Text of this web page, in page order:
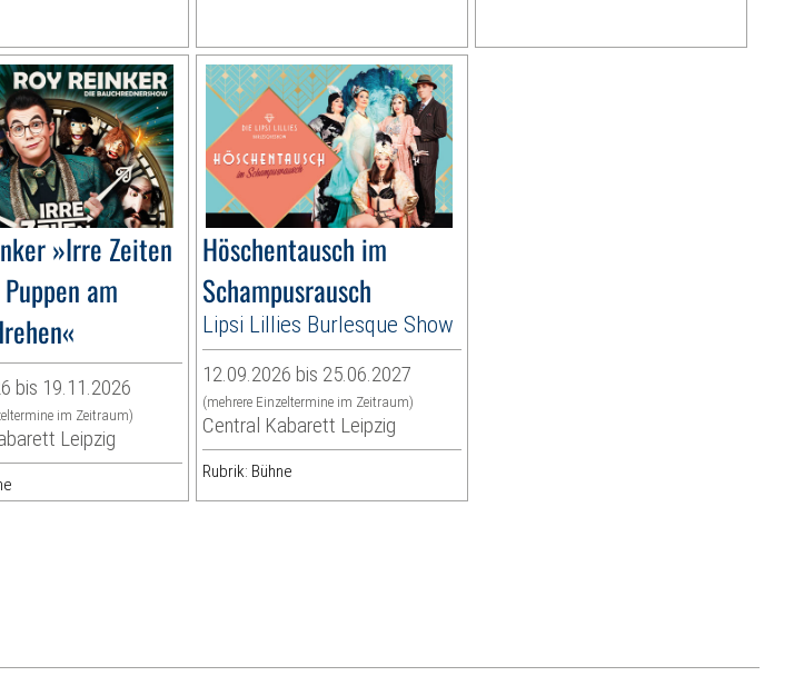
»Irre Zeiten
am
bis 19.11.2026
im Zeitraum)
Leipzig
Höschentausch im
Schampusrausch
Lipsi Lillies Burlesque Show
12.09.2026 bis 25.06.2027
(mehrere Einzeltermine im Zeitraum)
Central Kabarett Leipzig
Rubrik: Bühne